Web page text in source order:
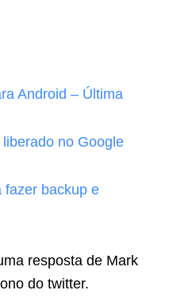
Android – Última
no Google
fazer backup e
resposta de Mark
do twitter.